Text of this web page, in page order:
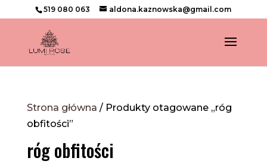
519 080 063 aldona.kaznowska@gmail.com
Strona główna / Produkty otagowane „róg
obfitości”
róg obfitości